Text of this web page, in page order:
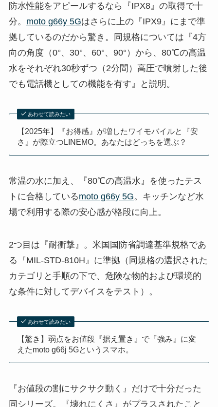
防水性能をアピールするなら『IPX8』の取得で十
分。 moto g66y 5Gはさらに上の『IPX9』にまで準
拠しているのだから驚き。同規格については『4方
向の角度（0°、30°、60°、90°）から、80℃の高温
水をそれぞれ30秒ずつ（2分間）高圧で噴射した後
でも電話機としての機能を有す』と説明。
あわせて読みたい
【2025年】『お得感』が増したワイモバイルと『安
さ』が際立つLINEMO。あなたはどっちを選ぶ？
常温の水に加え、『80℃の高温水』を使ったテス
トに合格しているmoto g66y 5G。キッチンなど水
場で利用する際の安心感が格段に向上。
2つ目は『耐衝撃』。米国国防省調達基準規格であ
る『MIL-STD-810H』に準拠（同規格の選択された
カテゴリと手順の下で、危険な物的および環境的
な条件に対してデバイスをテスト）。
あわせて読みたい
【驚き】弱点をお値段『据え置き』で『強み』に変
えたmoto g66j 5Gというスマホ。
『お値段の割にサクサク動く』だけで十分だった
同シリーズ。『壊れにくさ』がプラスされたこと